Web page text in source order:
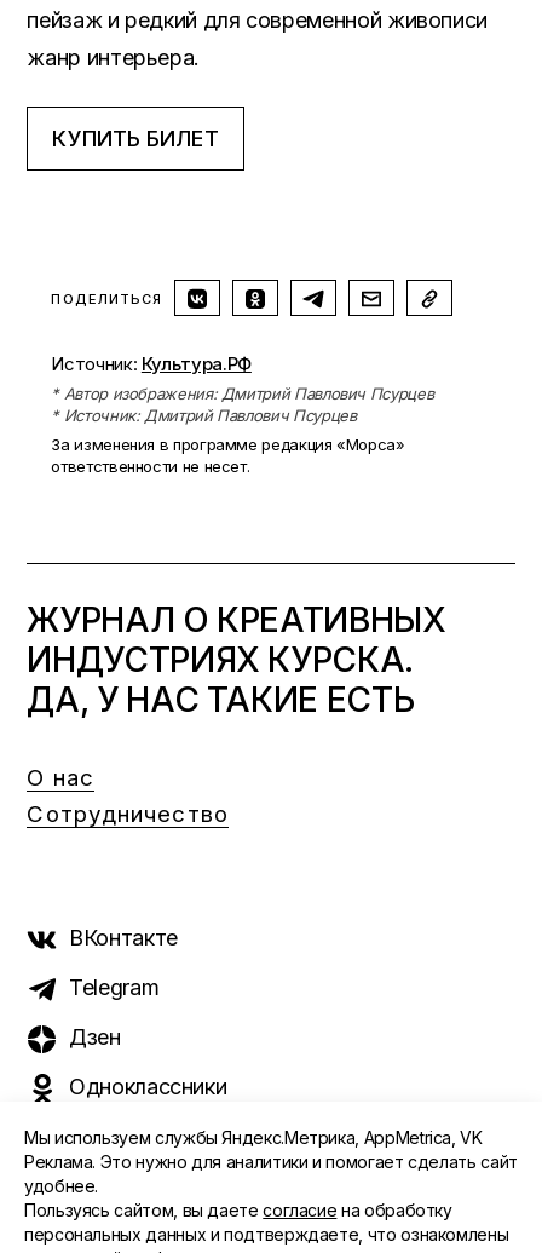
пейзаж и редкий для современной живописи
жанр интерьера.
КУПИТЬ БИЛЕТ
ПОДЕЛИТЬСЯ
Источник: Культура.РФ
* Автор изображения: Дмитрий Павлович Псурцев
* Источник: Дмитрий Павлович Псурцев
За изменения в программе редакция «Морса»
ответственности не несет.
ЖУРНАЛ О КРЕАТИВНЫХ
ИНДУСТРИЯХ КУРСКА.
ДА, У НАС ТАКИЕ ЕСТЬ
О нас
Сотрудничество
ВКонтакте
Telegram
Дзен
Одноклассники
©️ 2015 - 2026 Интернет-журнал «Морс». Все права
защищены
Мы используем службы Яндекс.Метрика, AppMetrica, VK
Реклама. Это нужно для аналитики и помогает сделать сайт
удобнее.
Пользуясь сайтом, вы даетесогласие на обработку
персональных данных и подтверждаете, что ознакомлены